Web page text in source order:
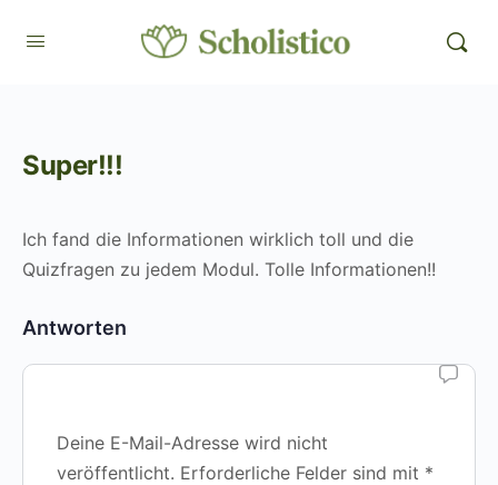
Super!!!
Ich fand die Informationen wirklich toll und die
Quizfragen zu jedem Modul. Tolle Informationen!!
Antworten
Deine E-Mail-Adresse wird nicht
veröffentlicht. Erforderliche Felder sind mit *